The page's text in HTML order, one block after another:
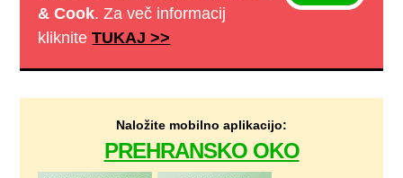
& Cook. Za več informacij
klikniteTUKAJ >>
Naložite mobilno aplikacijo:
PREHRANSKO OKO